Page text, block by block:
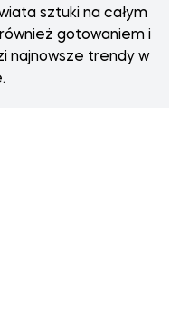
sztuki na całym
gotowaniem i
najnowsze trendy w